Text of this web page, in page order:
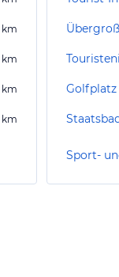
km
km
km
km